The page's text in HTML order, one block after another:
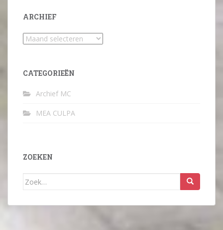
ARCHIEF
Archief
CATEGORIEËN
Archief MC
MEA CULPA
ZOEKEN
Zoek